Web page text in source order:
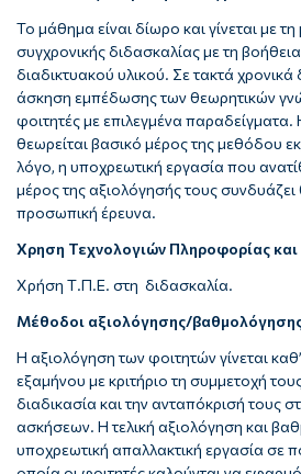
To μάθημα είναι δίωρο και γίνεται με
συγχρονικής διδασκαλίας με τη
διαδικτυακού υλικού. Σε τακτά χρονικά
άσκηση εμπέδωσης των θεωρητικών
φοιτητές με επιλεγμένα
θεωρείται βασικό μέρος της μεθόδου
λόγο, η υποχρεωτική εργασία που
μέρος της αξιολόγησής τους συνδυάζει
προσωπική έρευνα.
Χρηση Τεχνολογιών Πληροφορίας και
Χρήση Τ.Π.Ε. στη διδασκαλία.
Μέθοδοι αξιολόγησης/
Η αξιολόγηση των φοιτητών γίνεται
εξαμήνου με κριτήριο τη συμμετοχή
διαδικασία και την ανταπόκρισή τους
ασκήσεων. Η τελική αξιολόγηση και
υποχρεωτική απαλλακτική εργασία σε